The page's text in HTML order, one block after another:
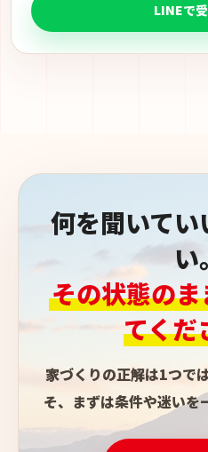
LINEで
何を聞いて
い。
その状態の
てくだ
家づくりの正解は1つで
そ、まずは条件や迷いを